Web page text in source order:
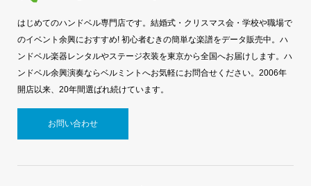
はじめてのハンドベル専門店です。結婚式・クリスマス会・学校や職場で
のイベント余興におすすめ! 初心者むきの簡単な楽譜をデータ販売中。ハ
ンドベル楽器レンタルやステージ衣装を東京から全国へお届けします。ハ
ンドベル余興演奏ならベルミントへお気軽にお問合せください。2006年
開店以来、20年間選ばれ続けています。
お問い合わせ